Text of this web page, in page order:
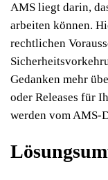
AMS liegt darin,
arbeiten können.
rechtlichen
Gedanken mehr
oder Releases für
werden vom AMS-